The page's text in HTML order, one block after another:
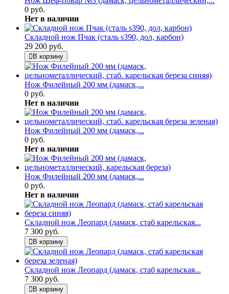
0 руб.
Нет в наличии
Складной нож Пчак (сталь s390, дол, карбон)
29 200 руб.
В корзину
Нож Филейный 200 мм (дамаск,...
0 руб.
Нет в наличии
Нож Филейный 200 мм (дамаск,...
0 руб.
Нет в наличии
Нож Филейный 200 мм (дамаск,...
0 руб.
Нет в наличии
Складной нож Леопард (дамаск, стаб карельская...
7 300 руб.
В корзину
Складной нож Леопард (дамаск, стаб карельская...
7 300 руб.
В корзину